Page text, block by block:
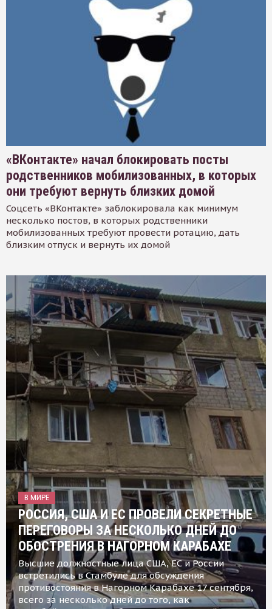
«ВКонтакте» начал блокировать посты
родственников мобилизованных, в которых
они требуют вернуть близких домой
Соцсеть «ВКонтакте» заблокировала как минимум
несколько постов, в которых родственники
мобилизованных требуют провести ротацию, дать
близким отпуск и вернуть их домой
В МИРЕ
РОССИЯ, США И ЕС ПРОВЕЛИ СЕКРЕТНЫЕ
ПЕРЕГОВОРЫ ЗА НЕСКОЛЬКО ДНЕЙ ДО
ОБОСТРЕНИЯ В НАГОРНОМ КАРАБАХЕ
Высшие должностные лица США, ЕС и России
встретились в Стамбуле для обсуждения
противостояния в Нагорном Карабахе 17 сентября,
всего за несколько дней до того, как